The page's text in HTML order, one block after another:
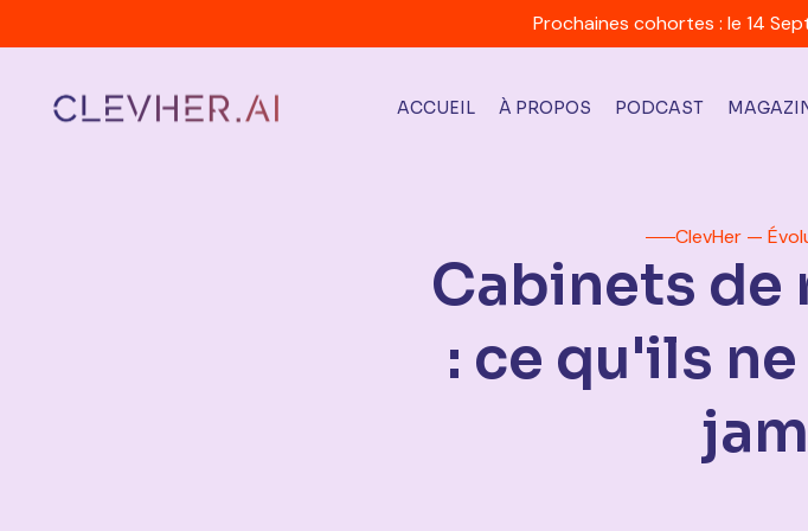
Prochaines cohortes : le 14
ACCUEIL À PROPOS PODCAST
ClevHer —
Cabinets
: ce qu'ils